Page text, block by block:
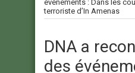
événements : Dans les
terroriste d’In Amenas
DNA a
des